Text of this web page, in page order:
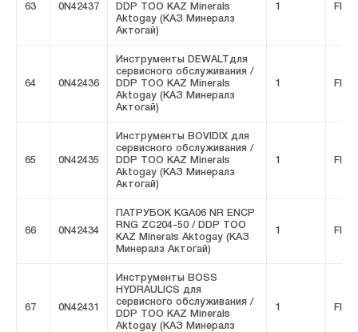
63 0N42437
DDP ТОО KAZ Minerals
Aktogay (КАЗ Минералз
Актогай)
1 FIVE
64 0N42436
Инструменты DEWALTдля
сервисного обслуживания /
DDP ТОО KAZ Minerals
Aktogay (КАЗ Минералз
Актогай)
1 FIVE
65 0N42435
Инструменты BOVIDIX для
сервисного обслуживания /
DDP ТОО KAZ Minerals
Aktogay (КАЗ Минералз
Актогай)
1 FIVE
66 0N42434
ПАТРУБОК KGA06 NR ENCP
RNG ZC204-50 / DDP ТОО
KAZ Minerals Aktogay (КАЗ
Минералз Актогай)
1 FIVE
67 0N42431
Инструменты BOSS
HYDRAULICS для
сервисного обслуживания /
DDP ТОО KAZ Minerals
Aktogay (КАЗ Минералз
1 FIVE